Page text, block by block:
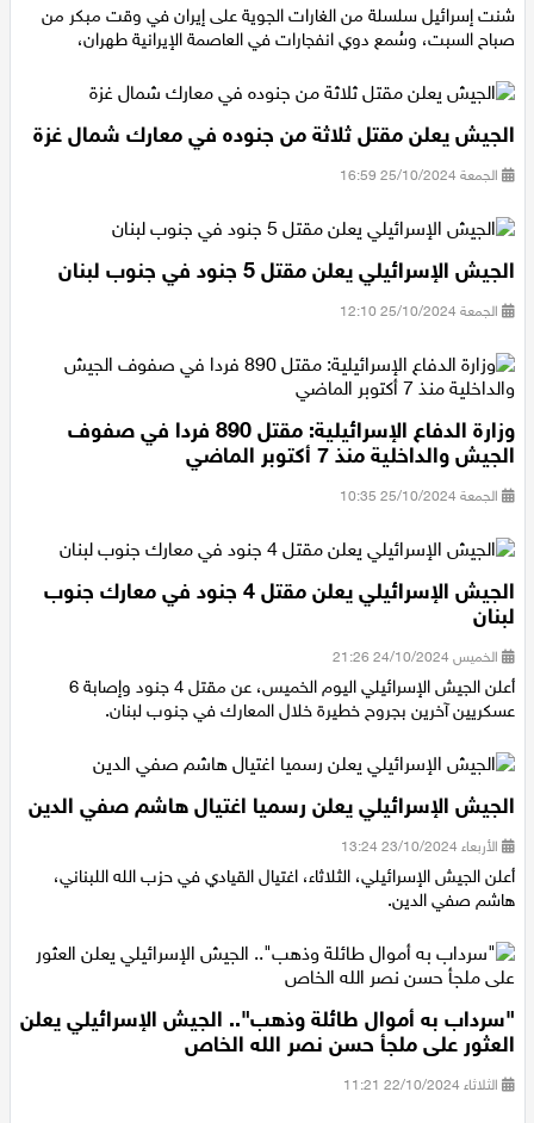
السبت 26/10/2024 11:31
شنت إسرائيل سلسلة من الغارات الجوية على إيران في وقت مبكر من
الجيش يعلن مقتل ثلاثة من جنوده في معارك شمال غزة
الجيش الإسرائيلي يعلن مقتل 5 جنود في جنوب لبنان
وزارة الدفاع الإسرائيلية: مقتل 890 فردا في صفوف
الجيش والداخلية منذ 7 أكتوبر الماضي
الجيش الإسرائيلي يعلن مقتل 4 جنود في معارك جنوب
لبنان
الخميس 24/10/2024 21:26
الجيش الإسرائيلي يعلن رسميا اغتيال هاشم صفي الدين
الأربعاء 23/10/2024 13:24
أعلن الجيش الإسرائيلي، الثلاثاء، اغتيال القيادي في حزب الله اللبناني،
"سرداب به أموال طائلة وذهب".. الجيش الإسرائيلي يعلن
العثور على ملجأ حسن نصر الله الخاص